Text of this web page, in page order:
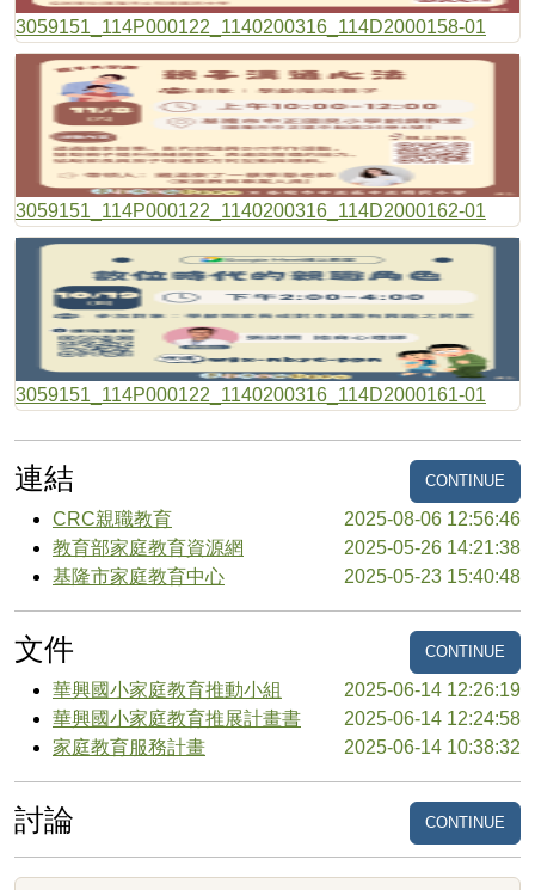
3059151_114P000122_1140200316_114D2000158-01
3059151_114P000122_1140200316_114D2000162-01
3059151_114P000122_1140200316_114D2000161-01
連結 CONTINUE
CRC親職教育
2025-08-06 12:56:46
教育部家庭教育資源網
2025-05-26 14:21:38
基隆市家庭教育中心
2025-05-23 15:40:48
文件 CONTINUE
華興國小家庭教育推動小組
2025-06-14 12:26:19
華興國小家庭教育推展計畫書
2025-06-14 12:24:58
家庭教育服務計畫
2025-06-14 10:38:32
討論 CONTINUE